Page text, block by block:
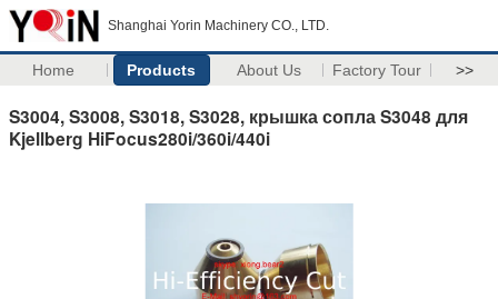
Shanghai Yorin Machinery CO., LTD.
Home Products About Us Factory Tour >>
S3004, S3008, S3018, S3028, крышка сопла S3048 для
Kjellberg HiFocus280i/360i/440i